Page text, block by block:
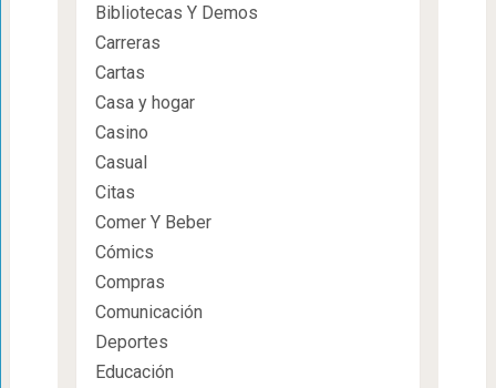
Bibliotecas Y Demos
Carreras
Cartas
Casa y hogar
Casino
Casual
Citas
Comer Y Beber
Cómics
Compras
Comunicación
Deportes
Educación